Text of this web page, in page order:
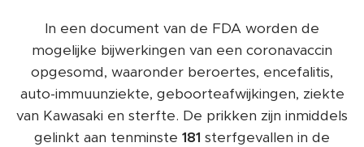
In een document van de FDA worden de
mogelijke bijwerkingen van een coronavaccin
opgesomd, waaronder beroertes, encefalitis,
auto-immuunziekte, geboorteafwijkingen, ziekte
van Kawasaki en sterfte. De prikken zijn inmiddels
gelinkt aan tenminste 181 sterfgevallen in de